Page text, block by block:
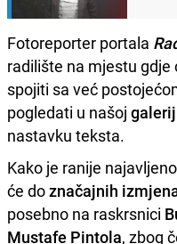
Fotoreporter portala
radilište na mjestu
spojiti sa već
pogledati u našoj
nastavku teksta.
Kako je ranije
će doznačajnih
posebno na raskrsnici
Mustafe Pintola, zbog